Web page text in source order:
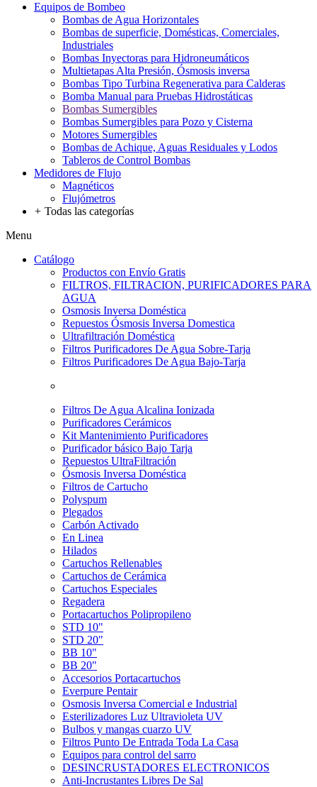
Equipos de Bombeo
Bombas de Agua Horizontales
Bombas de superficie, Domésticas, Comerciales,
Industriales
Bombas Inyectoras para Hidroneumáticos
Multietapas Alta Presión, Ósmosis inversa
Bombas Tipo Turbina Regenerativa para Calderas
Bomba Manual para Pruebas Hidrostáticas
Bombas Sumergibles
Bombas Sumergibles para Pozo y Cisterna
Motores Sumergibles
Bombas de Achique, Aguas Residuales y Lodos
Tableros de Control Bombas
Medidores de Flujo
Magnéticos
Flujómetros
+ Todas las categorías
Menu
Catálogo
Productos con Envío Gratis
FILTROS, FILTRACION, PURIFICADORES PARA
AGUA
Osmosis Inversa Doméstica
Repuestos Ósmosis Inversa Domestica
Ultrafiltración Doméstica
Filtros Purificadores De Agua Sobre-Tarja
Filtros Purificadores De Agua Bajo-Tarja
Filtros De Agua Alcalina Ionizada
Purificadores Cerámicos
Kit Mantenimiento Purificadores
Purificador básico Bajo Tarja
Repuestos UltraFiltración
Ósmosis Inversa Doméstica
Filtros de Cartucho
Polyspum
Plegados
Carbón Activado
En Linea
Hilados
Cartuchos Rellenables
Cartuchos de Cerámica
Cartuchos Especiales
Regadera
Portacartuchos Polipropileno
STD 10"
STD 20"
BB 10"
BB 20"
Accesorios Portacartuchos
Everpure Pentair
Osmosis Inversa Comercial e Industrial
Esterilizadores Luz Ultravioleta UV
Bulbos y mangas cuarzo UV
Filtros Punto De Entrada Toda La Casa
Equipos para control del sarro
DESINCRUSTADORES ELECTRONICOS
Anti-Incrustantes Libres De Sal